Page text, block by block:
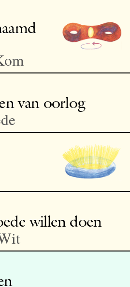
van oorlog
willen doen